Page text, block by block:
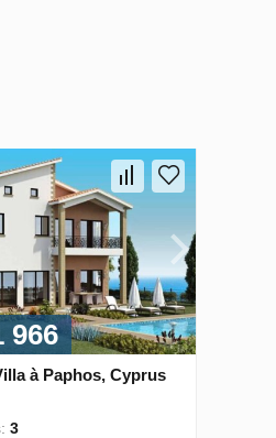
966
à Paphos, Cyprus
3